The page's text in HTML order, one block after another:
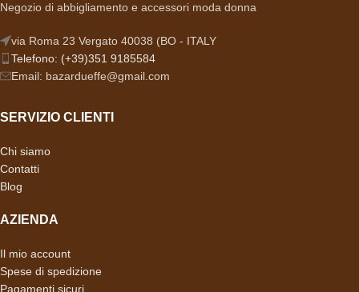
Negozio di abbigliamento e accessori moda donna
via Roma 23 Vergato 40038 (BO - ITALY
Telefono: (+39)351 9185584
Email: bazardueffe@gmail.com
SERVIZIO CLIENTI
Chi siamo
Contatti
Blog
AZIENDA
Il mio account
Spese di spedizione
Pagamenti sicuri